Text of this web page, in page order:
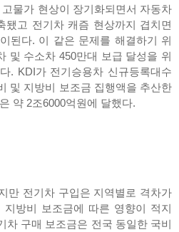
물가 현상이 장기화되면서 자동차
됐고 전기차 캐즘 현상까지 겹치면
된다. 이 같은 문제를 해결하기 위
및 수소차 450만대 보급 달성을 위
. KDI가 전기승용차 신규등록대수
및 지방비 보조금 집행액을 추산한
약 2조6000억원에 달했다.
만 전기차 구입은 지역별로 격차가
방비 보조금에 따른 영향이 적지
차 구매 보조금은 전국 동일한 국비